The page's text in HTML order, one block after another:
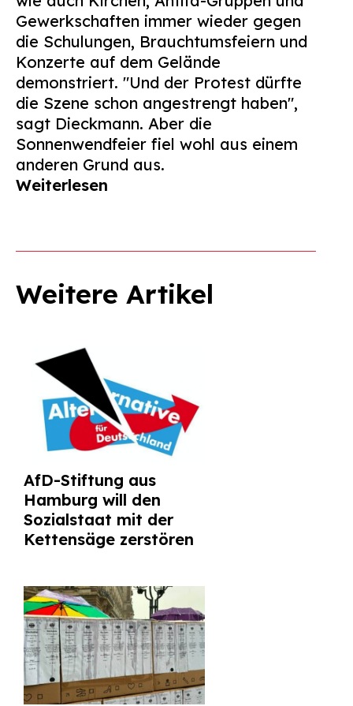
Gewerkschaften immer wieder gegen
die Schulungen, Brauchtumsfeiern und
Konzerte auf dem Gelände
demonstriert. "Und der Protest dürfte
die Szene schon angestrengt haben",
sagt Dieckmann. Aber die
Sonnenwendfeier fiel wohl aus einem
anderen Grund aus.
Weiterlesen
Weitere Artikel
AfD-Stiftung aus
Hamburg will den
Sozialstaat mit der
Kettensäge zerstören